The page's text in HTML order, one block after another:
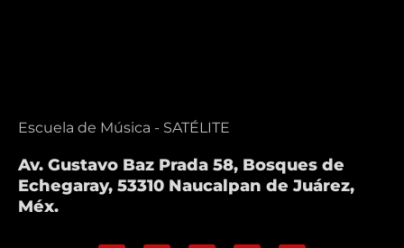
Escuela de Música - SATÉLITE
Av. Gustavo Baz Prada 58, Bosques de
Echegaray, 53310 Naucalpan de Juárez,
Méx.